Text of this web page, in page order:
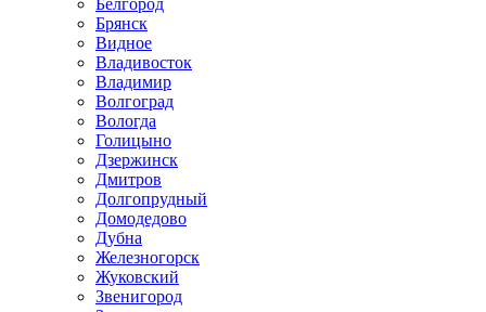
Белгород
Брянск
Видное
Владивосток
Владимир
Волгоград
Вологда
Голицыно
Дзержинск
Дмитров
Долгопрудный
Домодедово
Дубна
Железногорск
Жуковский
Звенигород